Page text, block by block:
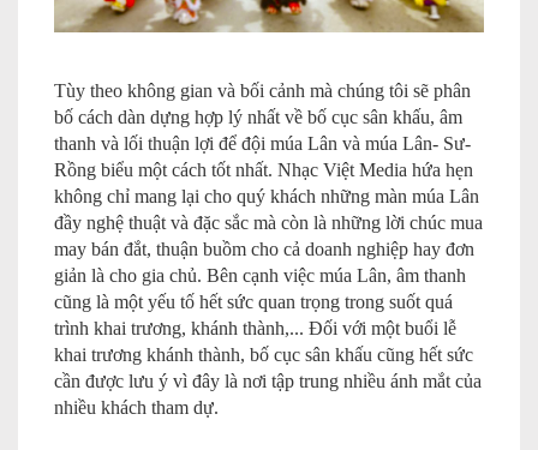
Tùy theo không gian và bối cảnh mà chúng tôi sẽ phân
bố cách dàn dựng hợp lý nhất về bố cục sân khấu, âm
thanh và lối thuận lợi để đội múa Lân và múa Lân- Sư-
Rồng biểu một cách tốt nhất. Nhạc Việt Media hứa hẹn
không chỉ mang lại cho quý khách những màn múa Lân
đầy nghệ thuật và đặc sắc mà còn là những lời chúc mua
may bán đắt, thuận buồm cho cả doanh nghiệp hay đơn
giản là cho gia chủ. Bên cạnh việc múa Lân, âm thanh
cũng là một yếu tố hết sức quan trọng trong suốt quá
trình khai trương, khánh thành,... Đối với một buổi lễ
khai trương khánh thành, bố cục sân khấu cũng hết sức
cần được lưu ý vì đây là nơi tập trung nhiều ánh mắt của
nhiều khách tham dự.